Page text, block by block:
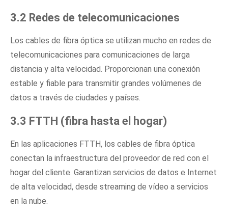
3.2 Redes de telecomunicaciones
Los cables de fibra óptica se utilizan mucho en redes de
telecomunicaciones para comunicaciones de larga
distancia y alta velocidad. Proporcionan una conexión
estable y fiable para transmitir grandes volúmenes de
datos a través de ciudades y países.
3.3 FTTH (fibra hasta el hogar)
En las aplicaciones FTTH, los cables de fibra óptica
conectan la infraestructura del proveedor de red con el
hogar del cliente. Garantizan servicios de datos e Internet
de alta velocidad, desde streaming de vídeo a servicios
en la nube.